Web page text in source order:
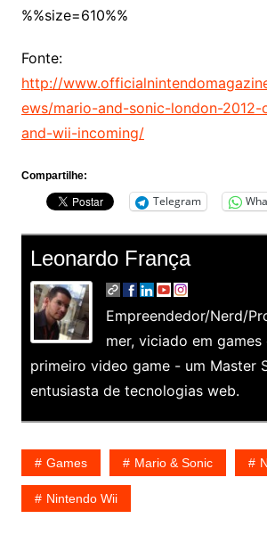
%%size=610%%
Fonte:
http://
ews/mario-and-sonic-london-
and-wii-incoming/
Compartilhe:
Telegram
Leonardo França
Empreendedor/Nerd/
mer, viciado em games
primeiro video game - um Master
entusiasta de tecnologias web.
Games Mario & Sonic
Nintendo Wii